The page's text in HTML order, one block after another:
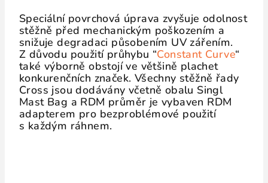
Speciální povrchová úprava zvyšuje odolnost
stěžně před mechanickým poškozením a
snižuje degradaci působením UV zářením.
Z důvodu použití průhybu “Constant Curve“
také výborně obstojí ve většině plachet
konkurenčních značek. Všechny stěžně řady
Cross jsou dodávány včetně obalu Singl
Mast Bag a RDM průměr je vybaven RDM
adapterem pro bezproblémové použití
s každým ráhnem.